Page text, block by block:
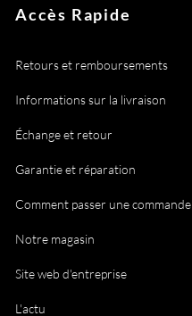
Accès Rapide
Retours et remboursements
Informations sur la livraison
Échange et retour
Garantie et réparation
Comment passer une commande
Notre magasin
Site web d'entreprise
L'actu